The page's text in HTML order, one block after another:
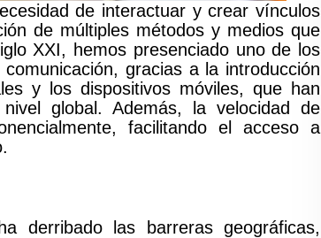
de interactuar y crear vínculos
de múltiples métodos y medios que
XXI, hemos presenciado uno de los
gracias a la introducción
y los dispositivos móviles, que han
global. Además, la velocidad de
facilitando el acceso a
derribado las barreras geográficas,